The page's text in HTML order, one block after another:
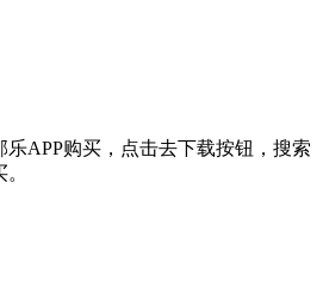
APP购买，点击去下载按钮，搜索